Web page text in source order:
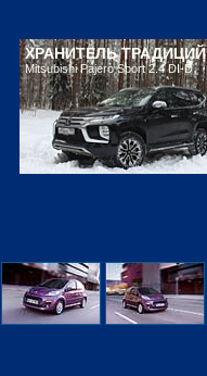
ХРАНИТЕЛЬ ТРАДИЦИЙ
Mitsubishi Pajero Sport 2.4 DI-D